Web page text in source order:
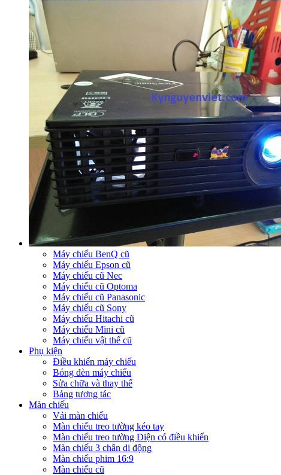
Máy chiếu BenQ cũ
Máy chiếu Epson cũ
Máy chiếu cũ Nec
Máy chiếu cũ Optoma
Máy chiếu cũ Panasonic
Máy chiếu cũ Sony
Máy chiếu Hitachi cũ
Máy chiếu Mini cũ
Máy chiếu vật thể cũ
Phụ kiện
Điều khiển máy chiếu
Bóng đèn máy chiếu
Sửa chữa và thay thế
Bảng tương tác
Màn chiếu
Vải màn chiếu
Màn chiếu treo tường kéo tay
Màn chiếu treo tường Điện có điều khiển
Màn chiếu 3 chân di động
Màn chiếu phim 16:9
Màn chiếu cũ